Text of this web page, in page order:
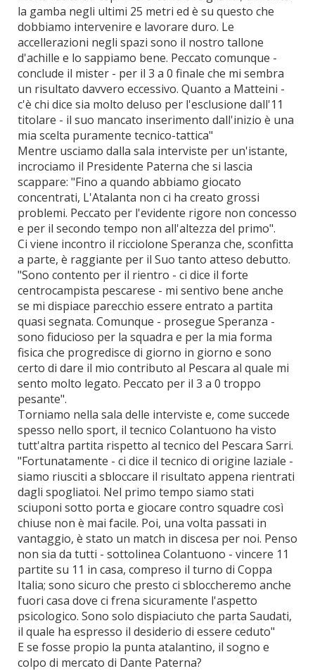
la gamba negli ultimi 25 metri ed è su questo che
dobbiamo intervenire e lavorare duro. Le
accellerazioni negli spazi sono il nostro tallone
d'achille e lo sappiamo bene. Peccato comunque -
conclude il mister - per il 3 a 0 finale che mi sembra
un risultato davvero eccessivo. Quanto a Matteini -
c'è chi dice sia molto deluso per l'esclusione dall'11
titolare - il suo mancato inserimento dall'inizio è una
mia scelta puramente tecnico-tattica"
Mentre usciamo dalla sala interviste per un'istante,
incrociamo il Presidente Paterna che si lascia
scappare: "Fino a quando abbiamo giocato
concentrati, L'Atalanta non ci ha creato grossi
problemi. Peccato per l'evidente rigore non concesso
e per il secondo tempo non all'altezza del primo".
Ci viene incontro il ricciolone Speranza che, sconfitta
a parte, è raggiante per il Suo tanto atteso debutto.
"Sono contento per il rientro - ci dice il forte
centrocampista pescarese - mi sentivo bene anche
se mi dispiace parecchio essere entrato a partita
quasi segnata. Comunque - prosegue Speranza -
sono fiducioso per la squadra e per la mia forma
fisica che progredisce di giorno in giorno e sono
certo di dare il mio contributo al Pescara al quale mi
sento molto legato. Peccato per il 3 a 0 troppo
pesante".
Torniamo nella sala delle interviste e, come succede
spesso nello sport, il tecnico Colantuono ha visto
tutt'altra partita rispetto al tecnico del Pescara Sarri.
"Fortunatamente - ci dice il tecnico di origine laziale -
siamo riusciti a sbloccare il risultato appena rientrati
dagli spogliatoi. Nel primo tempo siamo stati
sciuponi sotto porta e giocare contro squadre così
chiuse non è mai facile. Poi, una volta passati in
vantaggio, è stato un match in discesa per noi. Penso
non sia da tutti - sottolinea Colantuono - vincere 11
partite su 11 in casa, compreso il turno di Coppa
Italia; sono sicuro che presto ci sbloccheremo anche
fuori casa dove ci frena sicuramente l'aspetto
psicologico. Sono solo dispiaciuto che parta Saudati,
il quale ha espresso il desiderio di essere ceduto"
E se fosse propio la punta atalantino, il sogno e
colpo di mercato di Dante Paterna?